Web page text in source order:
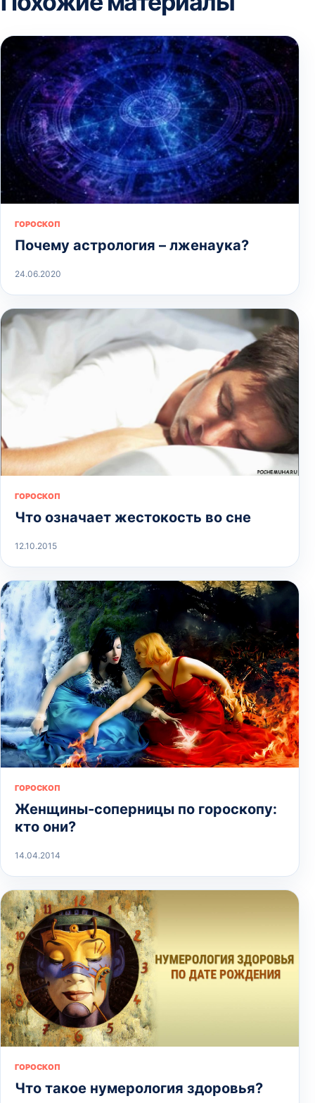
ГОРОСКОП
Почему астрология – лженаука?
24.06.2020
ГОРОСКОП
Что означает жестокость во сне
12.10.2015
ГОРОСКОП
Женщины-соперницы по гороскопу:
кто они?
14.04.2014
ГОРОСКОП
Что такое нумерология здоровья?